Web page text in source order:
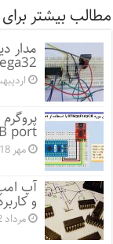
مطالب بیشتر
port
مهر 18, 1399
آپ
و
مرداد 12, 1397